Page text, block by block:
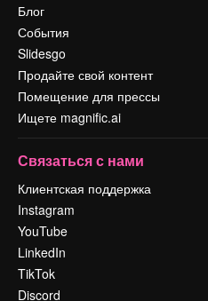
Блог
События
Slidesgo
Продайте свой контент
Помещение для прессы
Ищете magnific.ai
Связаться с нами
Клиентская поддержка
Instagram
YouTube
LinkedIn
TikTok
Discord